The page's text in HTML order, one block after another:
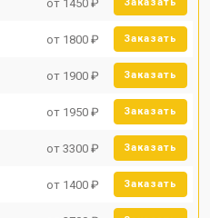
от 1450 ₽
от 1800 ₽ Заказать
от 1900 ₽ Заказать
от 1950 ₽ Заказать
от 3300 ₽ Заказать
от 1400 ₽ Заказать